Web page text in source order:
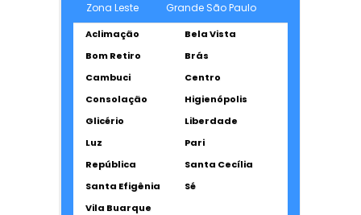
Zona Leste Grande São Paulo
Aclimação
Bela Vista
Bom Retiro
Brás
Cambuci
Centro
Consolação
Higienópolis
Glicério
Liberdade
Luz
Pari
República
Santa Cecília
Santa Efigênia
Sé
Vila Buarque